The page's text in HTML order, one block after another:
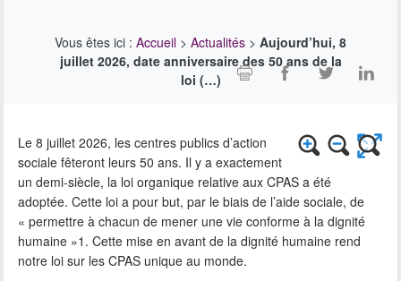
Vous êtes ici : Accueil > Actualités > Aujourd’hui, 8
juillet 2026, date anniversaire des 50 ans de la
loi (…)
Le 8 juillet 2026, les centres publics d’action
sociale fêteront leurs 50 ans. Il y a exactement
un demi-siècle, la loi organique relative aux CPAS a été
adoptée. Cette loi a pour but, par le biais de l’aide sociale, de
« permettre à chacun de mener une vie conforme à la dignité
humaine »1. Cette mise en avant de la dignité humaine rend
notre loi sur les CPAS unique au monde.